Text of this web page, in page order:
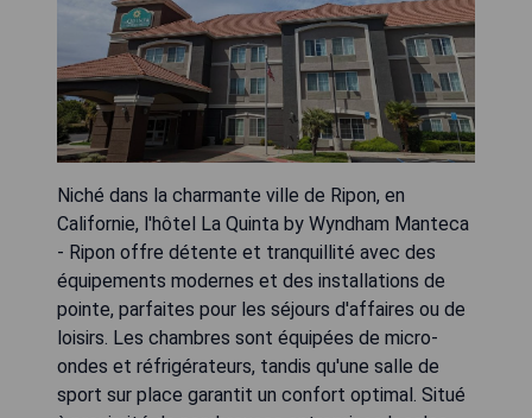
Niché dans la charmante ville de Ripon, en
Californie, l'hôtel La Quinta by Wyndham Manteca
- Ripon offre détente et tranquillité avec des
équipements modernes et des installations de
pointe, parfaites pour les séjours d'affaires ou de
loisirs. Les chambres sont équipées de micro-
ondes et réfrigérateurs, tandis qu'une salle de
sport sur place garantit un confort optimal. Situé